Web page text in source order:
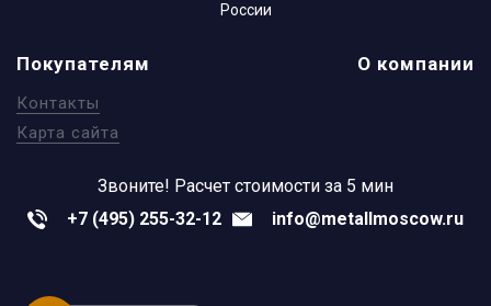
России
Покупателям
Контакты
Карта сайта
О компании
Звоните! Расчет стоимости за 5 мин
+7 (495) 255-32-12
info@metallmoscow.ru